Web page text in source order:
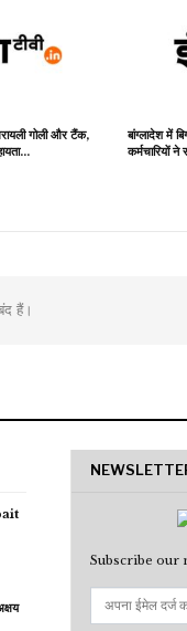
गोली और टैंक,
बांग्लादेश में
कर्मचारियों
हैं।
Subscribe our